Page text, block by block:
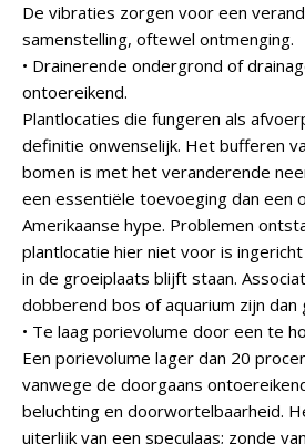
De vibraties zorgen voor een
samenstelling, oftewel ontmenging.
• Drainerende ondergrond of
ontoereikend.
Plantlocaties die fungeren als
definitie onwenselijk. Het bufferen
bomen is met het veranderende
een essentiële toevoeging dan een
Amerikaanse hype. Problemen
plantlocatie hier niet voor is
in de groeiplaats blijft staan.
dobberend bos of aquarium zijn dan
• Te laag porievolume door een te
Een porievolume lager dan 20
vanwege de doorgaans
beluchting en doorwortelbaarheid.
uiterlijk van een speculaas; zonde